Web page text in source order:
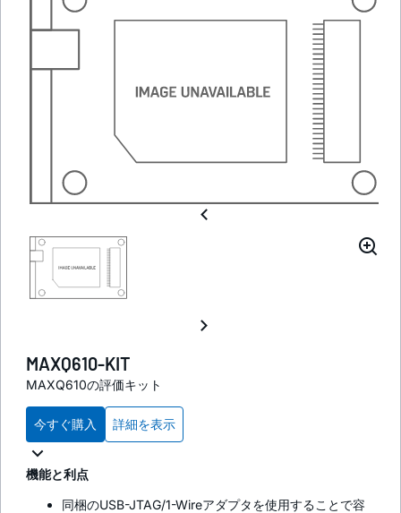
MAXQ610-KIT
MAXQ610の評価キット
今すぐ購入 詳細を表示
機能と利点
同梱のUSB-JTAG/1-Wireアダプタを使用することで容